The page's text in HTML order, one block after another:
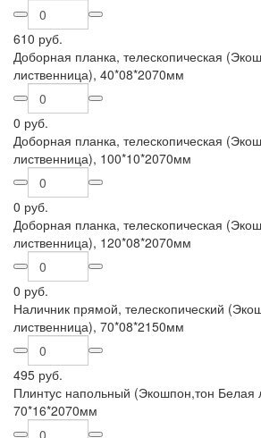
610 руб.
Доборная планка, телескопическая
лиственница), 40*08*2070мм
0 руб.
Доборная планка, телескопическая
лиственница), 100*10*2070мм
0 руб.
Доборная планка, телескопическая
лиственница), 120*08*2070мм
0 руб.
Наличник прямой, телескопический
лиственница), 70*08*2150мм
495 руб.
Плинтус напольный (Экошпон,тон Белая
70*16*2070мм